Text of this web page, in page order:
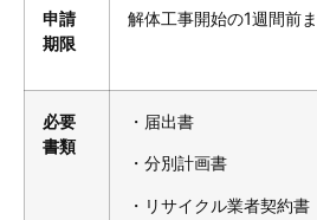
申請
期限
解体工事開始の1週間前
必要
書類
・届出書
・分別計画書
・リサイクル業者契約